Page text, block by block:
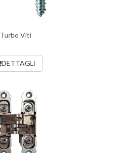
Turbo Viti
DETTAGLI